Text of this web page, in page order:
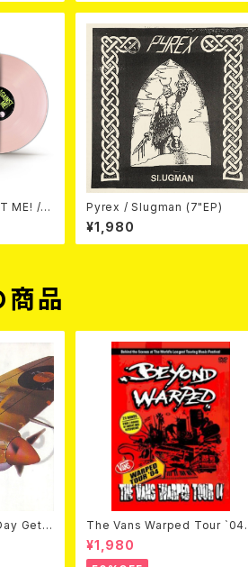
ME! / N
VIN
Pyrex / Slugman (7"EP)
¥1,980
商品
Geta
The Vans Warped Tour `04
Beyond Warped (国内盤DVD)
¥1,980